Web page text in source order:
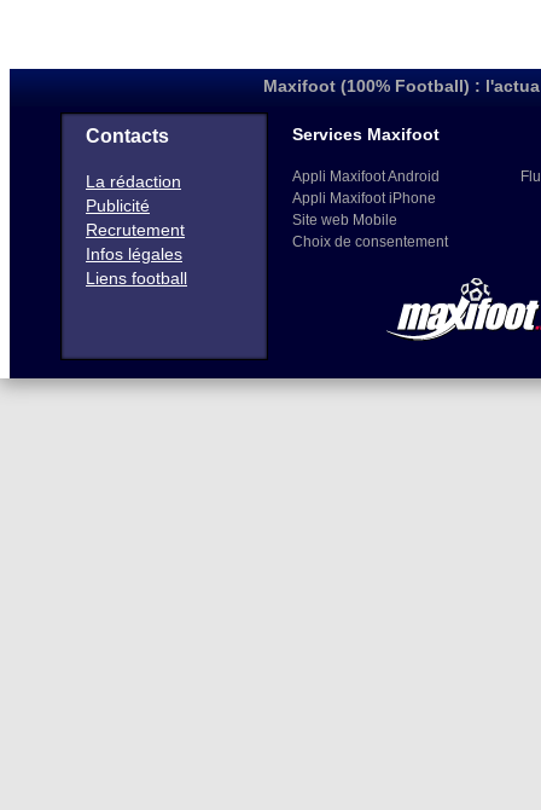
Maxifoot (100% Football) :
Contacts
La rédaction
Publicité
Recrutement
Infos légales
Liens football
Services Maxifoot
Appli Maxifoot Android
Appli Maxifoot iPhone
Site web Mobile
Choix de consentement